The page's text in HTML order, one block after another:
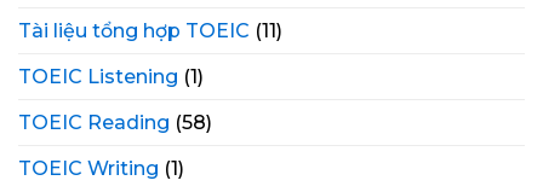
Tài liệu tổng hợp TOEIC (11)
TOEIC Listening (1)
TOEIC Reading (58)
TOEIC Writing (1)